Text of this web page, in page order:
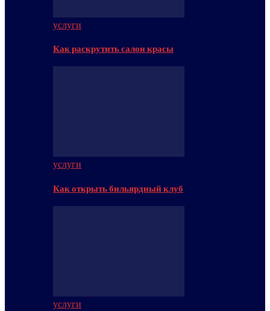
услуги
Как раскрутить салон красы
услуги
Как открыть бильярдный клуб
услуги